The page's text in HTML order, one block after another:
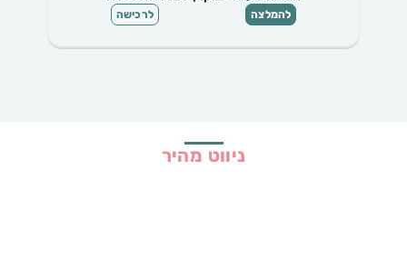
להמלצה לרכישה
ניווט מהיר